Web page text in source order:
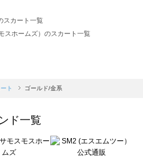
スカート一覧
スホームズ）のスカート一覧
サマンサモスモス）のスカート一覧
ルー）のスカート一覧
のスカート一覧
ト ゴールド/金系
ド一覧